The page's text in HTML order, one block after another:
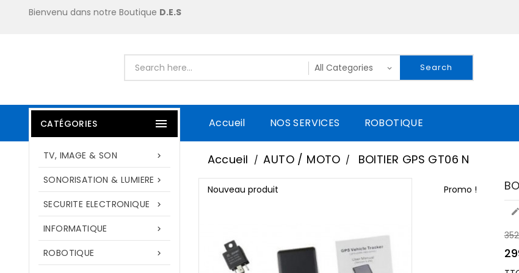
Bienvenu dans notre Boutique D.E.S
Search
Accueil NOS SERVICES ROBOTIQUE
CATÉGORIES 

TV, IMAGE & SON

SONORISATION & LUMIERE

SECURITE ELECTRONIQUE

INFORMATIQUE

ROBOTIQUE
Accueil AUTO / MOTO BOITIER GPS GT06 N
Promo !
Nouveau produit
